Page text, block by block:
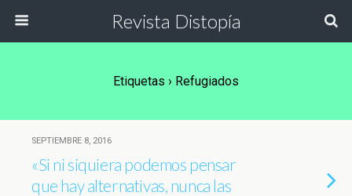
Revista Distopía
Etiquetas › Refugiados
SEPTIEMBRE 8, 2016
«Si ni siquiera podemos pensar
que hay alternativas, nunca las